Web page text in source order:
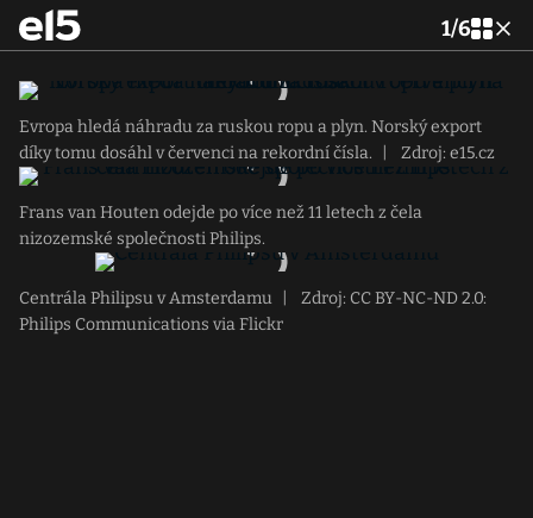
1/6
Evropa hledá náhradu za ruskou ropu a plyn. Norský export
díky tomu dosáhl v červenci na rekordní čísla.
Zdroj: e15.cz
Frans van Houten odejde po více než 11 letech z čela
nizozemské společnosti Philips.
Centrála Philipsu v Amsterdamu
Zdroj: CC BY-NC-ND 2.0:
Philips Communications via Flickr